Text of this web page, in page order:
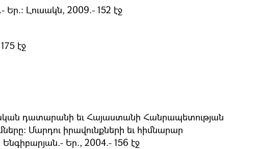
Լուսակն, 2009.- 152 էջ
էջ
դատարանի եւ Հայաստանի Հանրապետության
Մարդու իրավունքների եւ հիմնարար
Եր., 2004.- 156 էջ